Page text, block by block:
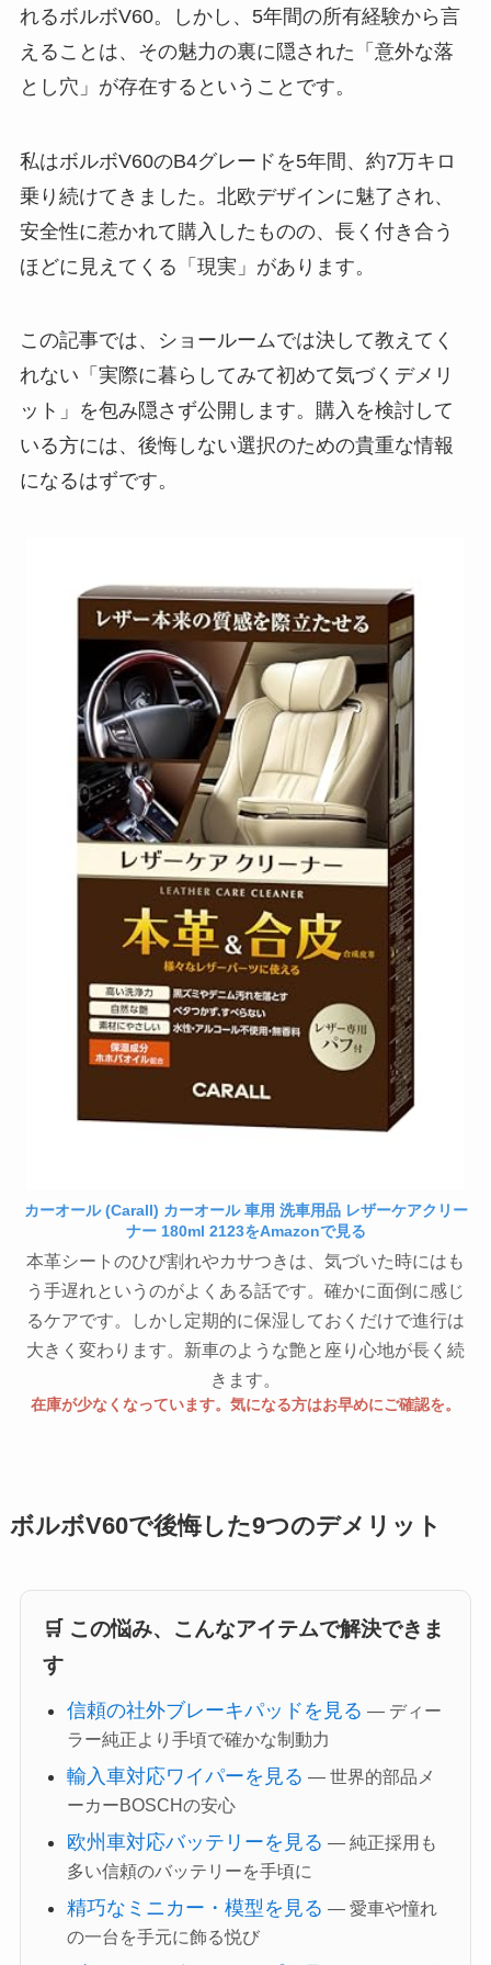
れるボルボV60。しかし、5年間の所有経験から言
えることは、その魅力の裏に隠された「意外な落
とし穴」が存在するということです。
私はボルボV60のB4グレードを5年間、約7万キロ
乗り続けてきました。北欧デザインに魅了され、
安全性に惹かれて購入したものの、長く付き合う
ほどに見えてくる「現実」があります。
この記事では、ショールームでは決して教えてく
れない「実際に暮らしてみて初めて気づくデメリ
ット」を包み隠さず公開します。購入を検討して
いる方には、後悔しない選択のための貴重な情報
になるはずです。
カーオール (Carall) カーオール 車用 洗車用品 レザーケアクリー
ナー 180ml 2123をAmazonで見る
本革シートのひび割れやカサつきは、気づいた時にはも
う手遅れというのがよくある話です。確かに面倒に感じ
るケアです。しかし定期的に保湿しておくだけで進行は
大きく変わります。新車のような艶と座り心地が長く続
きます。
在庫が少なくなっています。気になる方はお早めにご確認を。
ボルボV60で後悔した9つのデメリット
🛒 この悩み、こんなアイテムで解決できま
す
信頼の社外ブレーキパッドを見る — ディー
ラー純正より手頃で確かな制動力
輸入車対応ワイパーを見る — 世界的部品メ
ーカーBOSCHの安心
欧州車対応バッテリーを見る — 純正採用も
多い信頼のバッテリーを手頃に
精巧なミニカー・模型を見る — 愛車や憧れ
の一台を手元に飾る悦び